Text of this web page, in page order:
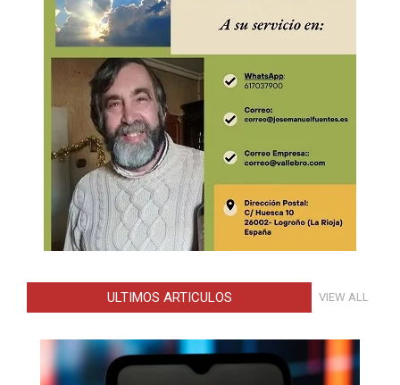
ULTIMOS ARTICULOS VIEW ALL